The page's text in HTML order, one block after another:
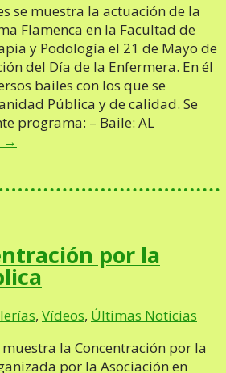
se muestra la actuación de la
Flamenca en la Facultad de
y Podología el 21 de Mayo de
del Día de la Enfermera. En él
bailes con los que se
Pública y de calidad. Se
programa: – Baile: AL
→
por la
, Vídeos, Últimas Noticias
muestra la Concentración por la
por la Asociación en